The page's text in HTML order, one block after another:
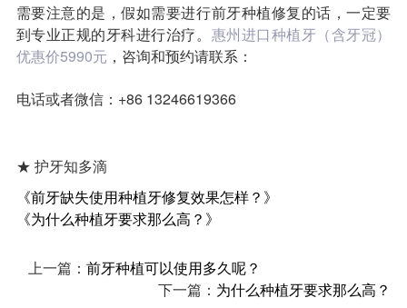
需要注意的是，假如需要进行前牙种植修复的话，一定要
到专业正规的牙科进行治疗。 惠州进口种植牙（含牙冠）
优惠价5990元 ，咨询和预约请联系：
电话或者微信：+86 13246619366
★ 护牙知多滴
《前牙缺失使用种植牙修复效果怎样？》
《为什么种植牙要求那么高？》
上一篇： 前牙种植可以使用多久呢？
下一篇： 为什么种植牙要求那么高？